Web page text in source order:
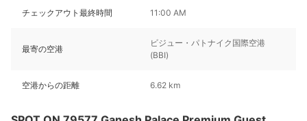
チェックアウト最終時間 11:00 AM
最寄の空港
ビジュー・パトナイク国際空港
(BBI)
空港からの距離 6.62 km